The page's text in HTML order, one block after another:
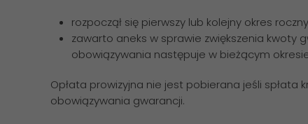
rozpoczął się pierwszy lub kolejny okres
zawarto aneks w sprawie zwiększenia kwoty
obowiązywania następuje w bieżącym
Opłata prowizyjna nie jest pobierana jeśli
obowiązywania gwarancji.